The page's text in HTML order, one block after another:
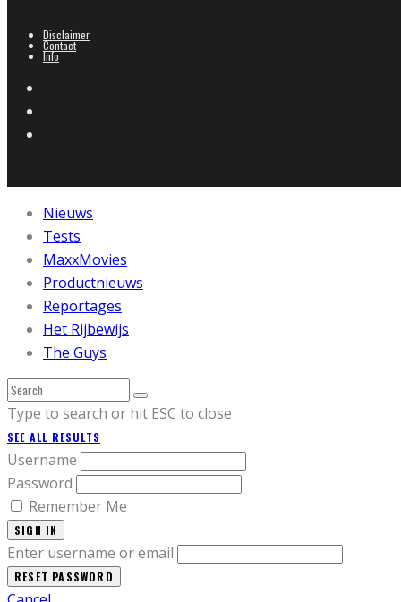
Disclaimer
Contact
Info
Nieuws
Tests
MaxxMovies
Productnieuws
Reportages
Het Rijbewijs
The Guys
Type to search or hit ESC to close
SEE ALL RESULTS
Username
Password
Remember Me
SIGN IN
Enter username or email